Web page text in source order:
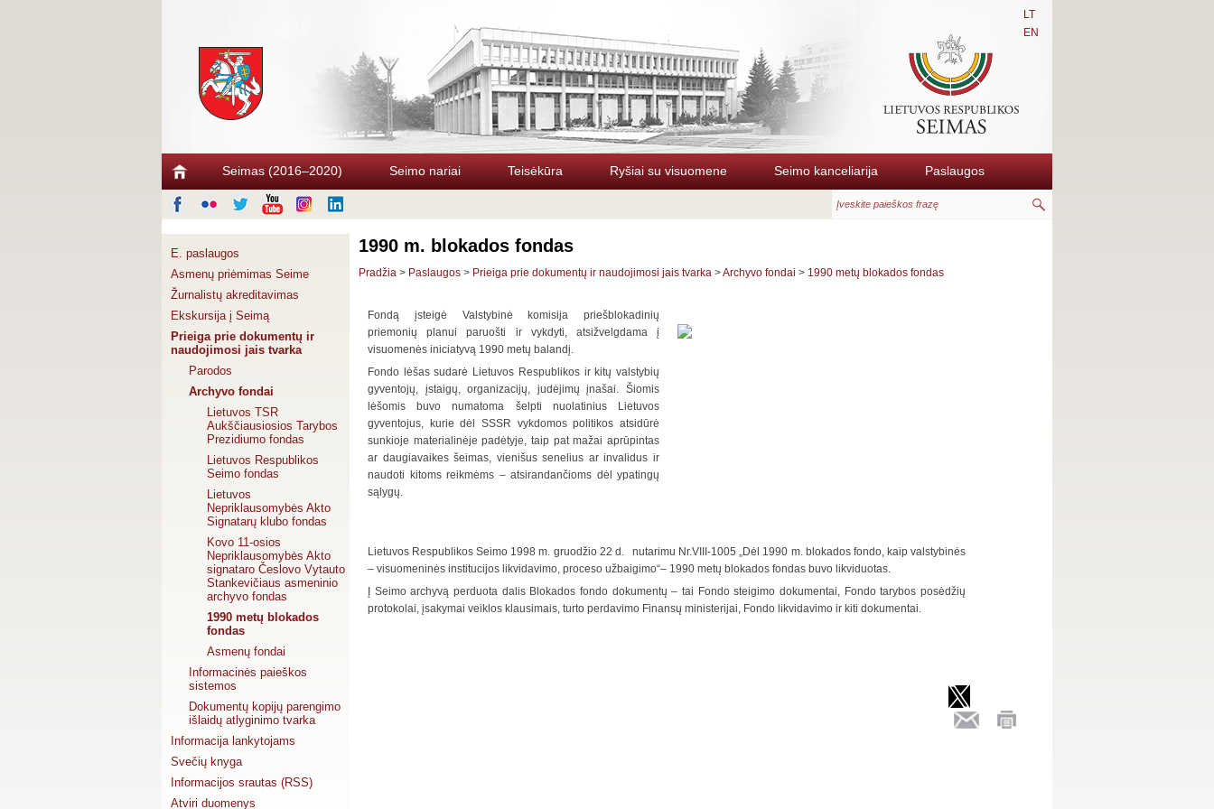
LT
EN
Seimas (2016–2020) Seimo nariai Teisėkūra Ryšiai su visuomene Seimo kanceliarija Paslaugos
E. paslaugos
Asmenų priėmimas Seime
Žurnalistų akreditavimas
Ekskursija į Seimą
Prieiga prie dokumentų ir
naudojimosi jais tvarka
Parodos
Archyvo fondai
Lietuvos TSR
Aukščiausiosios Tarybos
Prezidiumo fondas
Lietuvos Respublikos
Seimo fondas
Lietuvos
Nepriklausomybės Akto
Signatarų klubo fondas
Kovo 11-osios
Nepriklausomybės Akto
signataro Česlovo Vytauto
Stankevičiaus asmeninio
archyvo fondas
1990 metų blokados
fondas
Asmenų fondai
Informacinės paieškos
sistemos
Dokumentų kopijų parengimo
išlaidų atlyginimo tvarka
Informacija lankytojams
Svečių knyga
Informacijos srautas (RSS)
Atviri duomenys
1990 m. blokados fondas
Pradžia > Paslaugos > Prieiga prie dokumentų ir naudojimosi jais tvarka >Archyvo fondai > 1990 metų blokados fondas
Fondą įsteigė Valstybinė komisija priešblokadinių
priemonių planui paruošti ir vykdyti, atsižvelgdama į
visuomenės iniciatyvą 1990 metų balandį.
Fondo lėšas sudarė Lietuvos Respublikos ir kitų valstybių
gyventojų, įstaigų, organizacijų, judėjimų įnašai. Šiomis
lėšomis buvo numatoma šelpti nuolatinius Lietuvos
gyventojus, kurie dėl SSSR vykdomos politikos atsidūrė
sunkioje materialinėje padėtyje, taip pat mažai aprūpintas
ar daugiavaikes šeimas, vienišus senelius ar invalidus ir
naudoti kitoms reikmėms – atsirandančioms dėl ypatingų
sąlygų.
Lietuvos Respublikos Seimo 1998 m. gruodžio 22 d. nutarimu Nr.VIII-1005 „Dėl 1990 m. blokados fondo, kaip valstybinės
– visuomeninės institucijos likvidavimo, proceso užbaigimo“– 1990 metų blokados fondas buvo likviduotas.
Į Seimo archyvą perduota dalis Blokados fondo dokumentų – tai Fondo steigimo dokumentai, Fondo tarybos posėdžių
protokolai, įsakymai veiklos klausimais, turto perdavimo Finansų ministerijai, Fondo likvidavimo ir kiti dokumentai.